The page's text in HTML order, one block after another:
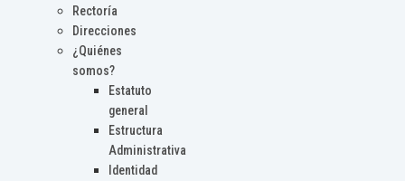
Rectoría
Direcciones
¿Quiénes
somos?
Estatuto
general
Estructura
Administrativa
Identidad